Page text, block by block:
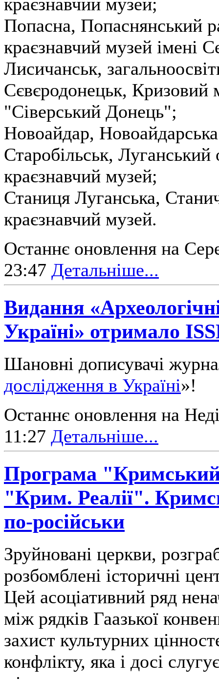
Попасна, Попаснянський
краєзнавчий музей імені
Лисичанськ,
Сєвєродонецьк, Кризовий
"Сіверський Донець";
Новоайдар,
Старобільськ, Луганський
краєзнавчий музей;
Станиця Луганська,
краєзнавчий музей.
Останнє оновлення на
23:47 Детальніше...
Видання
Україні» отримало
Шановні дописувачі
дослідження в Україні»!
Останнє оновлення на
11:27 Детальніше...
Програма "Кримський
"Крим. Реалії".
по-російськи
Зруйновані церкви,
розбомблені історичні
Цей асоціативний ряд
між рядків Гаазької
захист культурних
конфлікту, яка і досі